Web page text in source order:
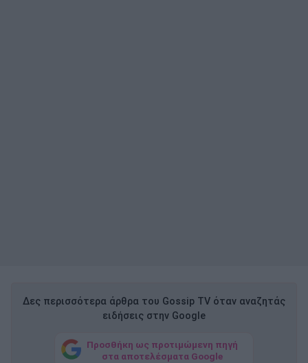
Δες περισσότερα άρθρα του Gossip TV όταν αναζητάς
ειδήσεις στην Google
Προσθήκη ως προτιμώμενη πηγή
στα αποτελέσματα Google